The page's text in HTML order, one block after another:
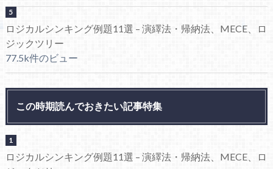
ロジカルシンキング例題11選 – 演繹法・帰納法、MECE、ロ
ジックツリー
77.5k件のビュー
この時期読んでおきたい記事特集
ロジカルシンキング例題11選 – 演繹法・帰納法、MECE、ロ